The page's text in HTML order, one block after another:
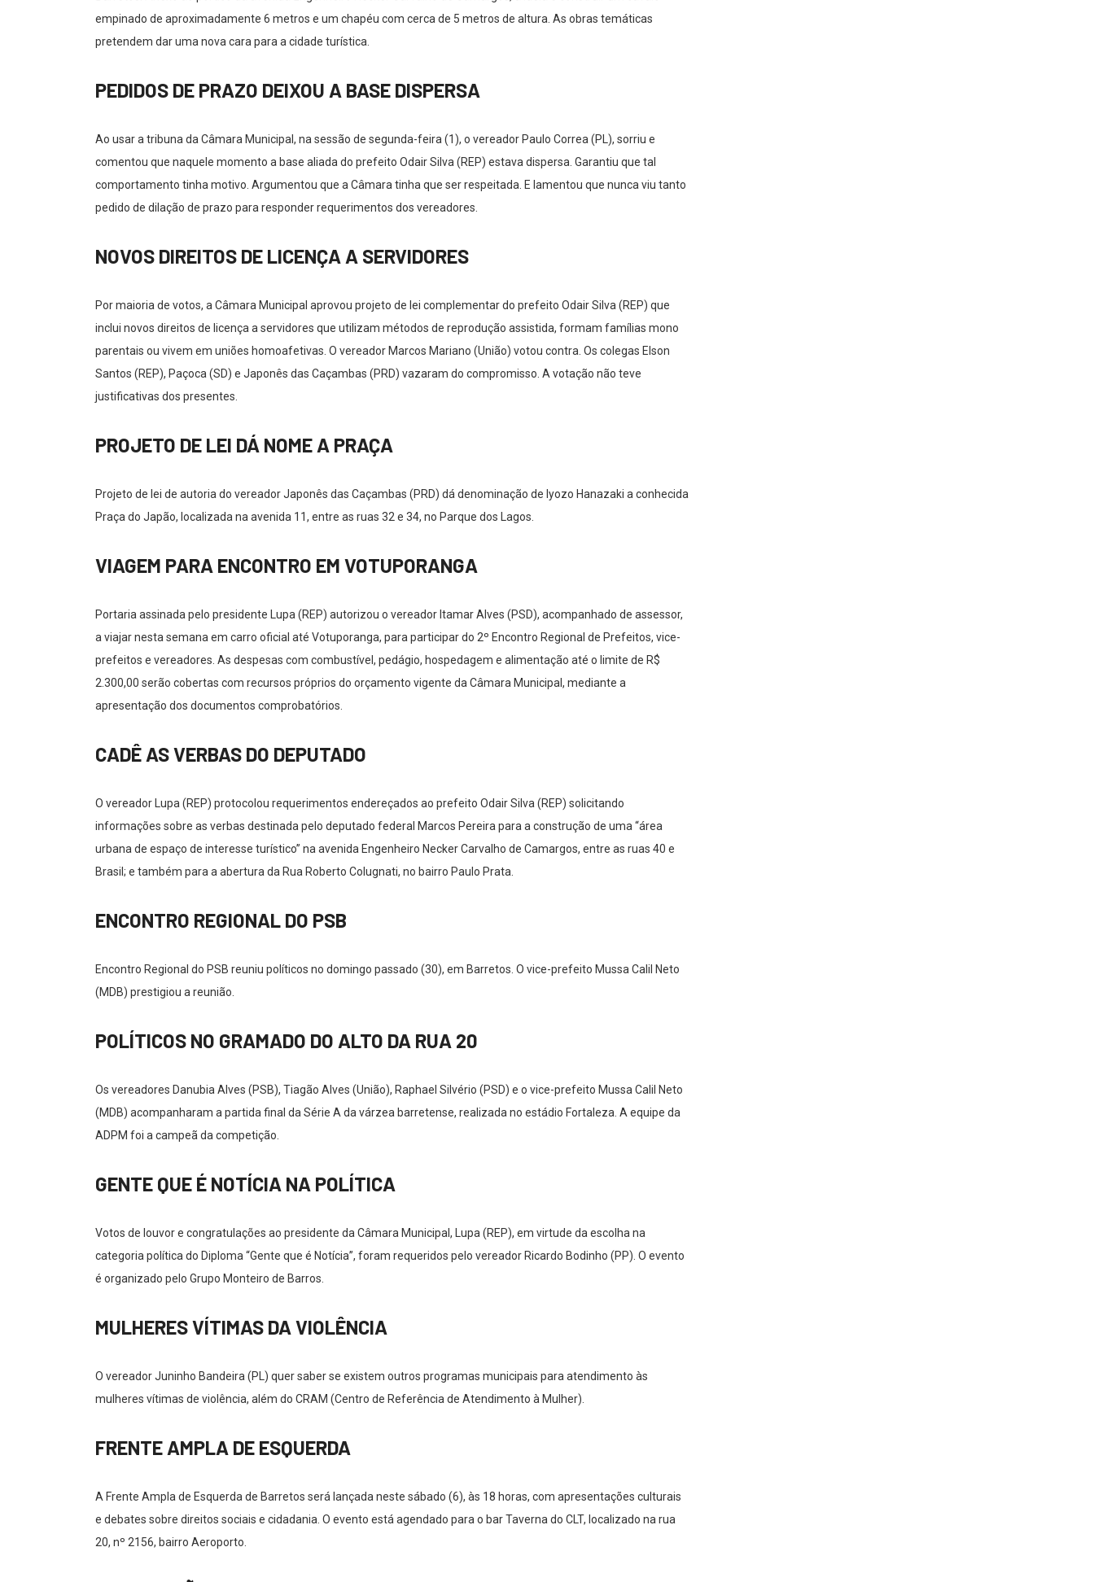
empinado de aproximadamente 6 metros e um chapéu com cerca de 5 metros de altura. As obras temáticas
pretendem dar uma nova cara para a cidade turística.
PEDIDOS DE PRAZO DEIXOU A BASE DISPERSA
Ao usar a tribuna da Câmara Municipal, na sessão de segunda-feira (1), o vereador Paulo Correa (PL), sorriu e
comentou que naquele momento a base aliada do prefeito Odair Silva (REP) estava dispersa. Garantiu que tal
comportamento tinha motivo. Argumentou que a Câmara tinha que ser respeitada. E lamentou que nunca viu tanto
pedido de dilação de prazo para responder requerimentos dos vereadores.
NOVOS DIREITOS DE LICENÇA A SERVIDORES
Por maioria de votos, a Câmara Municipal aprovou projeto de lei complementar do prefeito Odair Silva (REP) que
inclui novos direitos de licença a servidores que utilizam métodos de reprodução assistida, formam famílias mono
parentais ou vivem em uniões homoafetivas. O vereador Marcos Mariano (União) votou contra. Os colegas Elson
Santos (REP), Paçoca (SD) e Japonês das Caçambas (PRD) vazaram do compromisso. A votação não teve
justificativas dos presentes.
PROJETO DE LEI DÁ NOME A PRAÇA
Projeto de lei de autoria do vereador Japonês das Caçambas (PRD) dá denominação de Iyozo Hanazaki a conhecida
Praça do Japão, localizada na avenida 11, entre as ruas 32 e 34, no Parque dos Lagos.
VIAGEM PARA ENCONTRO EM VOTUPORANGA
Portaria assinada pelo presidente Lupa (REP) autorizou o vereador Itamar Alves (PSD), acompanhado de assessor,
a viajar nesta semana em carro oficial até Votuporanga, para participar do 2º Encontro Regional de Prefeitos, vice-
prefeitos e vereadores. As despesas com combustível, pedágio, hospedagem e alimentação até o limite de R$
2.300,00 serão cobertas com recursos próprios do orçamento vigente da Câmara Municipal, mediante a
apresentação dos documentos comprobatórios.
CADÊ AS VERBAS DO DEPUTADO
O vereador Lupa (REP) protocolou requerimentos endereçados ao prefeito Odair Silva (REP) solicitando
informações sobre as verbas destinada pelo deputado federal Marcos Pereira para a construção de uma “área
urbana de espaço de interesse turístico” na avenida Engenheiro Necker Carvalho de Camargos, entre as ruas 40 e
Brasil; e também para a abertura da Rua Roberto Colugnati, no bairro Paulo Prata.
ENCONTRO REGIONAL DO PSB
Encontro Regional do PSB reuniu políticos no domingo passado (30), em Barretos. O vice-prefeito Mussa Calil Neto
(MDB) prestigiou a reunião.
POLÍTICOS NO GRAMADO DO ALTO DA RUA 20
Os vereadores Danubia Alves (PSB), Tiagão Alves (União), Raphael Silvério (PSD) e o vice-prefeito Mussa Calil Neto
(MDB) acompanharam a partida final da Série A da várzea barretense, realizada no estádio Fortaleza. A equipe da
ADPM foi a campeã da competição.
GENTE QUE É NOTÍCIA NA POLÍTICA
Votos de louvor e congratulações ao presidente da Câmara Municipal, Lupa (REP), em virtude da escolha na
categoria política do Diploma “Gente que é Notícia”, foram requeridos pelo vereador Ricardo Bodinho (PP). O evento
é organizado pelo Grupo Monteiro de Barros.
MULHERES VÍTIMAS DA VIOLÊNCIA
O vereador Juninho Bandeira (PL) quer saber se existem outros programas municipais para atendimento às
mulheres vítimas de violência, além do CRAM (Centro de Referência de Atendimento à Mulher).
FRENTE AMPLA DE ESQUERDA
A Frente Ampla de Esquerda de Barretos será lançada neste sábado (6), às 18 horas, com apresentações culturais
e debates sobre direitos sociais e cidadania. O evento está agendado para o bar Taverna do CLT, localizado na rua
20, nº 2156, bairro Aeroporto.